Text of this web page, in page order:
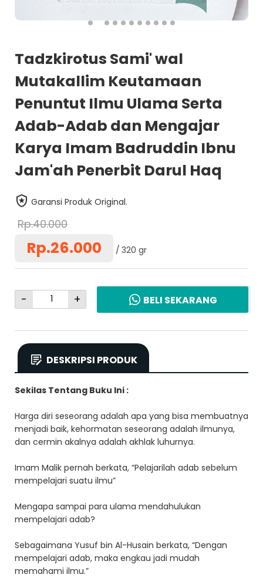
Tadzkirotus Sami' wal
Mutakallim Keutamaan
Penuntut Ilmu Ulama Serta
Adab-Adab dan Mengajar
Karya Imam Badruddin Ibnu
Jam'ah Penerbit Darul Haq
Garansi Produk Original.
Rp.40.000
Rp.26.000 320 gr
- + BELI SEKARANG
DESKRIPSI PRODUK
Sekilas Tentang Buku Ini :
Harga diri seseorang adalah apa yang bisa membuatnya
menjadi baik, kehormatan seseorang adalah ilmunya,
dan cermin akalnya adalah akhlak luhurnya.
Imam Malik pernah berkata, “Pelajarilah adab sebelum
mempelajari suatu ilmu”
Mengapa sampai para ulama mendahulukan
mempelajari adab?
Sebagaimana Yusuf bin Al-Husain berkata, “Dengan
mempelajari adab, maka engkau jadi mudah
memahami ilmu.”